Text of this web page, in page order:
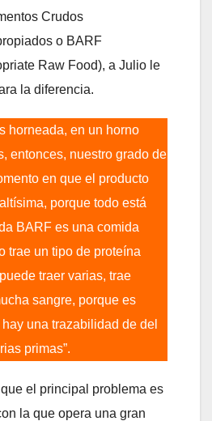
Crudos
o BARF
Raw Food), a Julio le
la diferencia.
horneada, en un horno
entonces, nuestro grado de
en que el producto
porque todo está
BARF es una comida
trae un tipo de proteína
traer varias, trae
sangre, porque es
una trazabilidad de del
primas”.
el principal problema es
la que opera una gran